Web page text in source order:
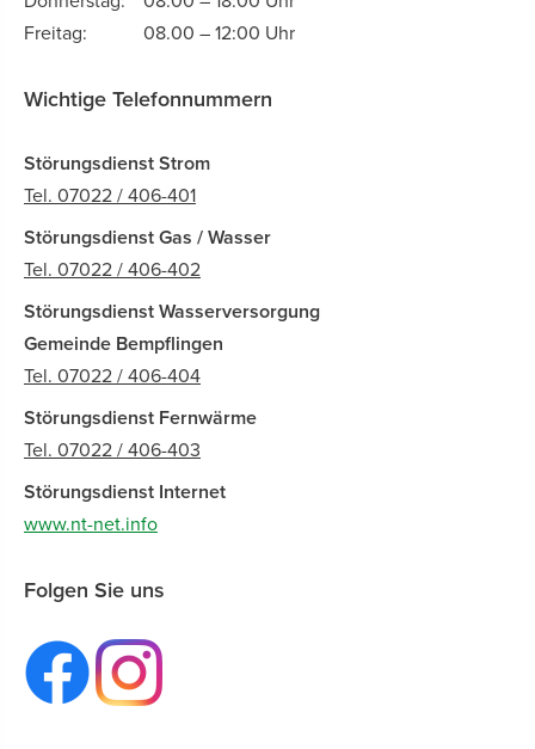
Freitag:
08.00 – 12:00 Uhr
Wichtige Telefonnummern
Störungsdienst Strom
Tel. 07022 / 406-401
Störungsdienst Gas / Wasser
Tel. 07022 / 406-402
Störungsdienst Wasserversorgung
Gemeinde Bempflingen
Tel. 07022 / 406-404
Störungsdienst Fernwärme
Tel. 07022 / 406-403
Störungsdienst Internet
www.nt-net.info
Folgen Sie uns